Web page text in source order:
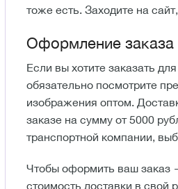
тоже есть. Заходите на
Оформление заказа
Если вы хотите заказать
обязательно посмотрите
изображения оптом.
заказе на сумму от 5000
транспортной компании,
Чтобы оформить ваш заказ
стоимость доставки в